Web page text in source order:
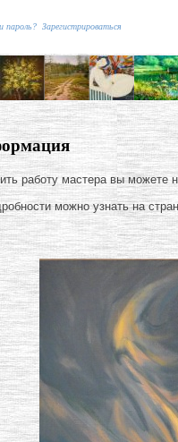
пароль? Зарегистрироваться
работу мастера вы можете
можно узнать на